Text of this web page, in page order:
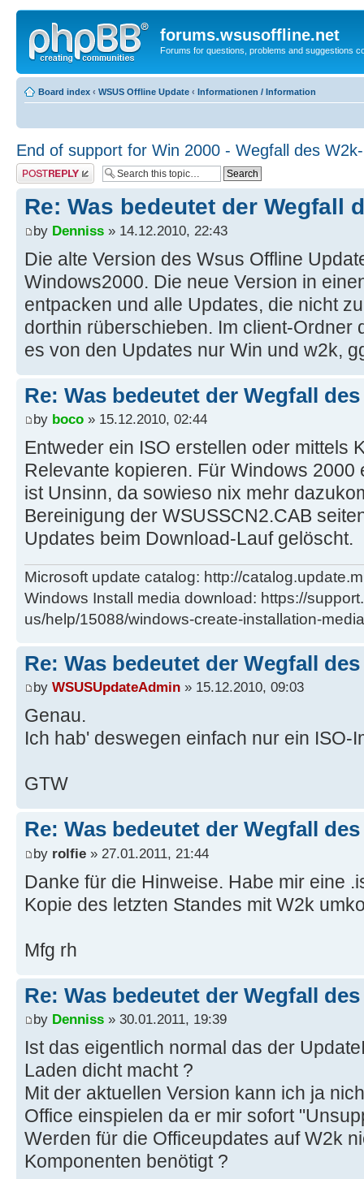
forums.wsusoffline.net
Forums for questions, problems and suggestions
Board index ‹ WSUS Offline Update ‹ Informationen / Information
End of support for Win 2000 - Wegfall des
Post a reply
Re: Was bedeutet der Wegfall
by Denniss » 14.12.2010, 22:43
Die alte Version des Wsus Offline
Windows2000. Die neue Version in
entpacken und alle Updates, die nicht
dorthin rüberschieben. Im client-Ordner
es von den Updates nur Win und w2k,
Re: Was bedeutet der Wegfall
by boco » 15.12.2010, 02:44
Entweder ein ISO erstellen oder mittels
Relevante kopieren. Für Windows 2000
ist Unsinn, da sowieso nix mehr
Bereinigung der WSUSSCN2.CAB
Updates beim Download-Lauf gelöscht.
Microsoft update catalog: http://
Windows Install media download: https://
us/help/15088/windows-create-installation-media
Re: Was bedeutet der Wegfall
by WSUSUpdateAdmin » 15.12.2010, 09:03
Genau.
Ich hab' deswegen einfach nur ein ISO-
GTW
Re: Was bedeutet der Wegfall
by rolfie » 27.01.2011, 21:44
Danke für die Hinweise. Habe mir eine
Kopie des letzten Standes mit W2k
Mfg rh
Re: Was bedeutet der Wegfall
by Denniss » 30.01.2011, 19:39
Ist das eigentlich normal das der
Laden dicht macht ?
Mit der aktuellen Version kann ich ja
Office einspielen da er mir sofort
Werden für die Officeupdates auf W2k
Komponenten benötigt ?